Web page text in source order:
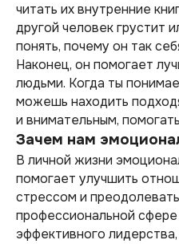
читать их внутренние
другой человек грустит
понять, почему он так
Наконец, он помогает
людьми. Когда ты
можешь находить
и внимательным,
Зачем нам
В личной жизни
помогает улучшить
стрессом и
профессиональной
эффективного